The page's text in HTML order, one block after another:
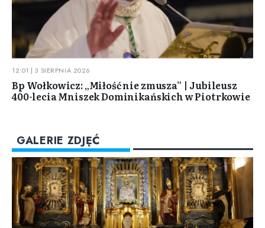
12:01 | 3 SIERPNIA 2026
Bp Wołkowicz: „Miłość nie zmusza” | Jubileusz
400-lecia Mniszek Dominikańskich w Piotrkowie
GALERIE ZDJĘĆ